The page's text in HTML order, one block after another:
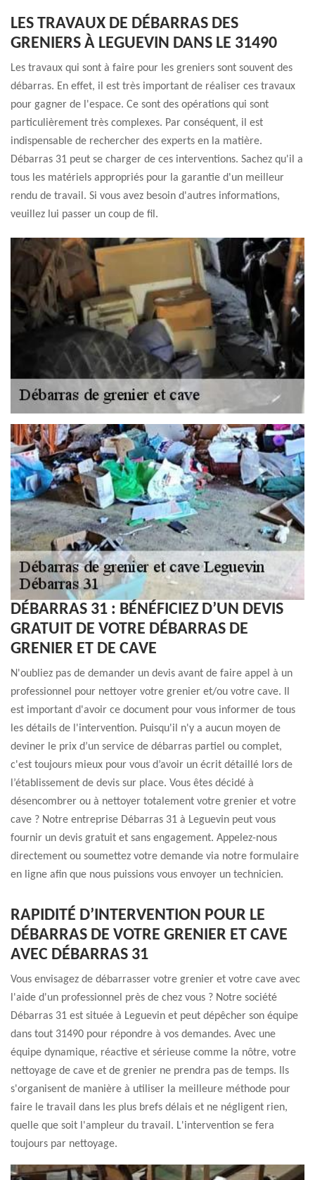
LES TRAVAUX DE DÉBARRAS DES
GRENIERS À LEGUEVIN DANS LE 31490
Les travaux qui sont à faire pour les greniers sont souvent des
débarras. En effet, il est très important de réaliser ces travaux
pour gagner de l'espace. Ce sont des opérations qui sont
particulièrement très complexes. Par conséquent, il est
indispensable de rechercher des experts en la matière.
Débarras 31 peut se charger de ces interventions. Sachez qu'il a
tous les matériels appropriés pour la garantie d'un meilleur
rendu de travail. Si vous avez besoin d'autres informations,
veuillez lui passer un coup de fil.
DÉBARRAS 31 : BÉNÉFICIEZ D’UN DEVIS
GRATUIT DE VOTRE DÉBARRAS DE
GRENIER ET DE CAVE
N'oubliez pas de demander un devis avant de faire appel à un
professionnel pour nettoyer votre grenier et/ou votre cave. Il
est important d'avoir ce document pour vous informer de tous
les détails de l'intervention. Puisqu'il n'y a aucun moyen de
deviner le prix d’un service de débarras partiel ou complet,
c'est toujours mieux pour vous d’avoir un écrit détaillé lors de
l’établissement de devis sur place. Vous êtes décidé à
désencombrer ou à nettoyer totalement votre grenier et votre
cave ? Notre entreprise Débarras 31 à Leguevin peut vous
fournir un devis gratuit et sans engagement. Appelez-nous
directement ou soumettez votre demande via notre formulaire
en ligne afin que nous puissions vous envoyer un technicien.
RAPIDITÉ D’INTERVENTION POUR LE
DÉBARRAS DE VOTRE GRENIER ET CAVE
AVEC DÉBARRAS 31
Vous envisagez de débarrasser votre grenier et votre cave avec
l'aide d'un professionnel près de chez vous ? Notre société
Débarras 31 est située à Leguevin et peut dépêcher son équipe
dans tout 31490 pour répondre à vos demandes. Avec une
équipe dynamique, réactive et sérieuse comme la nôtre, votre
nettoyage de cave et de grenier ne prendra pas de temps. Ils
s'organisent de manière à utiliser la meilleure méthode pour
faire le travail dans les plus brefs délais et ne négligent rien,
quelle que soit l'ampleur du travail. L'intervention se fera
toujours par nettoyage.